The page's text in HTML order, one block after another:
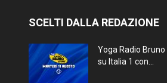
SCELTI DALLA REDAZIONE
Yoga Radio
su Italia 1 con...